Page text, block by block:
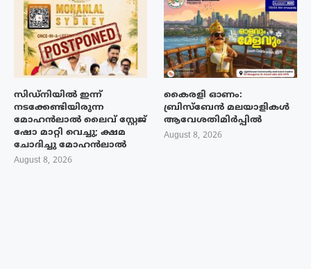
സിഡ്നിയിൽ ഇന്ന്
നടക്കേണ്ടിയിരുന്ന
മോഹൻലാൽ ലൈവ് സ്റ്റേജ്
ഷോ മാറ്റി വെച്ചു; ക്ഷമ
ചോദിച്ചു മോഹൻലാൽ
August 8, 2026
കൈരളി ഓണം:
ബ്രിസ്ബേൻ മലയാളികൾ
ആവേശതിമിർപ്പിൽ
August 8, 2026